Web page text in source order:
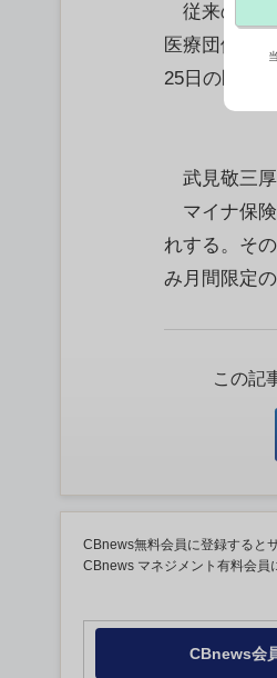
従来の健康
医療団体、
25日の医療
武見敬三厚
マイナ保険
れする。そ
み月間限定
この記
CBnews無料会員に登録すると
CBnews マネジメント有料会員
CBnews会